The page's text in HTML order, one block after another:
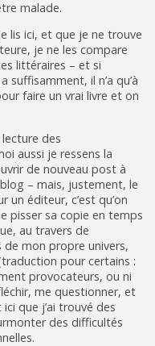
malade.
lis ici, et que je ne trouve
je ne les compare
littéraires – et si
suffisamment, il n’a qu’à
faire un vrai livre et on
lecture des
aussi je ressens la
de nouveau post à
– mais, justement, le
un éditeur, c’est qu’on
pisser sa copie en temps
au travers de
mon propre univers,
pour certains :
provocateurs, ou ni
me questionner, et
que j’ai trouvé des
des difficultés